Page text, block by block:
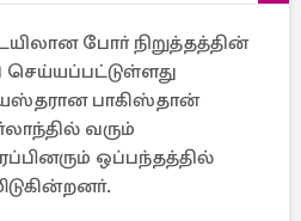
போா் நிறுத்தத்தின்
செய்யப்பட்டுள்ளது
பாகிஸ்தான்
வரும்
ஒப்பந்தத்தில்